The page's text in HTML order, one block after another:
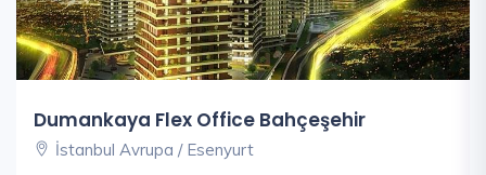
Dumankaya Flex Office Bahçeşehir
İstanbul Avrupa / Esenyurt